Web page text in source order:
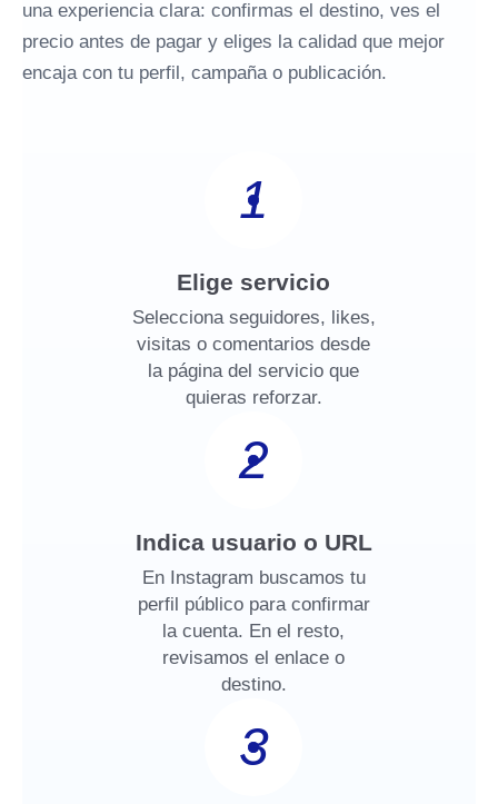
una experiencia clara: confirmas el destino, ves el
precio antes de pagar y eliges la calidad que mejor
encaja con tu perfil, campaña o publicación.
1
Elige servicio
Selecciona seguidores, likes,
visitas o comentarios desde
la página del servicio que
quieras reforzar.
2
Indica usuario o URL
En Instagram buscamos tu
perfil público para confirmar
la cuenta. En el resto,
revisamos el enlace o
destino.
3